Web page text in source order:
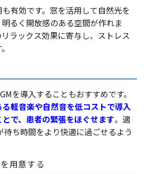
有効です。窓を活用して自然光を
るく開放感のある空間が作れま
ラックス効果に寄与し、ストレス
を導入することもおすすめです。
軽音楽や自然音を低コストで導入
で、患者の緊張をほぐせます。適
待ち時間をより快適に過ごせるよう
用意する